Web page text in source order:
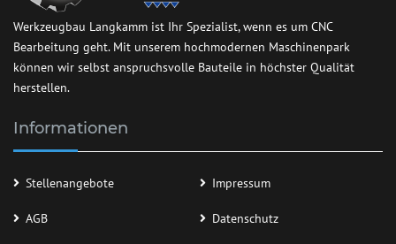
Werkzeugbau Langkamm ist Ihr Spezialist, wenn es um CNC
Bearbeitung geht. Mit unserem hochmodernen Maschinenpark
können wir selbst anspruchsvolle Bauteile in höchster Qualität
herstellen.
Informationen
Stellenangebote Impressum
AGB Datenschutz